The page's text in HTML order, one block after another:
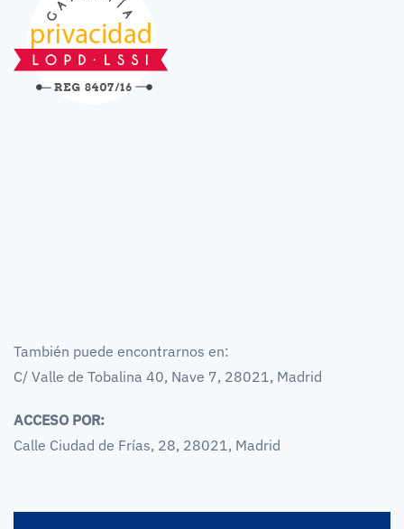
También puede encontrarnos en:
C/ Valle de Tobalina 40, Nave 7, 28021, Madrid
ACCESO POR:
Calle Ciudad de Frías, 28, 28021, Madrid